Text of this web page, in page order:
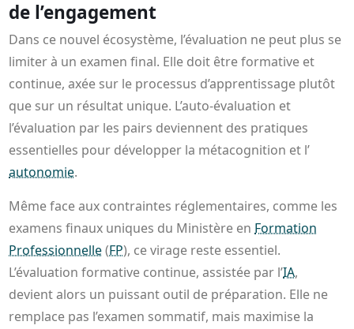
de l’engagement
Dans ce nouvel écosystème, l’évaluation ne peut plus se
limiter à un examen final. Elle doit être formative et
continue, axée sur le processus d’apprentissage plutôt
que sur un résultat unique. L’auto-évaluation et
l’évaluation par les pairs deviennent des pratiques
essentielles pour développer la métacognition et l’
autonomie.
Même face aux contraintes réglementaires, comme les
examens finaux uniques du Ministère enFormation
Professionnelle(FP), ce virage reste essentiel.
L’évaluation formative continue, assistée par l’IA,
devient alors un puissant outil de préparation. Elle ne
remplace pas l’examen sommatif, mais maximise la